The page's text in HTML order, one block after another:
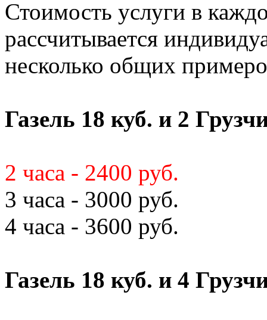
Стоимость услуги в
рассчитывается
несколько общих
Газель 18 куб. и 2
2 часа - 2400 руб.
3 часа - 3000 руб.
4 часа - 3600 руб.
Газель 18 куб. и 4